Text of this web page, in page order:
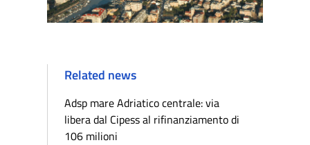
Related news
Adsp mare Adriatico centrale: via
libera dal Cipess al rifinanziamento di
106 milioni